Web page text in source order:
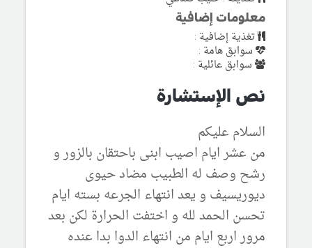
معلومات إضافية
تغذية إضافية :
سوابق هامة :
سوابق عائلية :
نص الإستشارة
السلام عليكم
من عشر ايام اصيب ابنى باحتقان بالزور و
رشح وصف له الطبيب مضاد حيوى
ديوريسيف و يعد انتهاء الجرعه بسته ايام
تحسن الحمد لله و اختفت الحرارة لكن بعد
مرور اربع ايام من انتهاء الدوا بدا عنده